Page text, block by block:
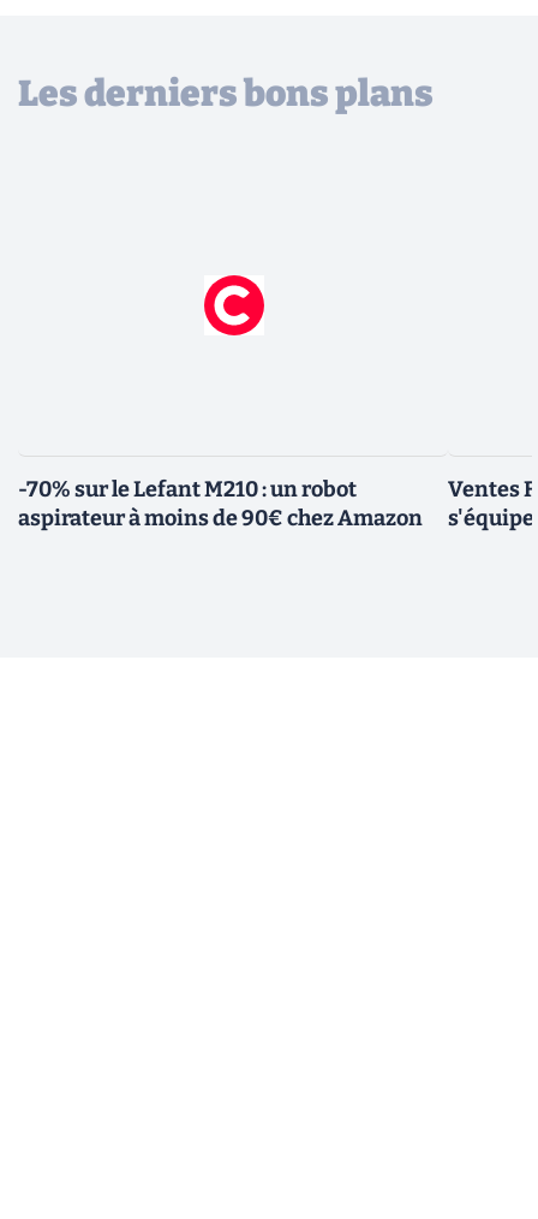
Les derniers bons plans
-70% sur le Lefant M210 : un robot
aspirateur à moins de 90€ chez Amazon
Ventes